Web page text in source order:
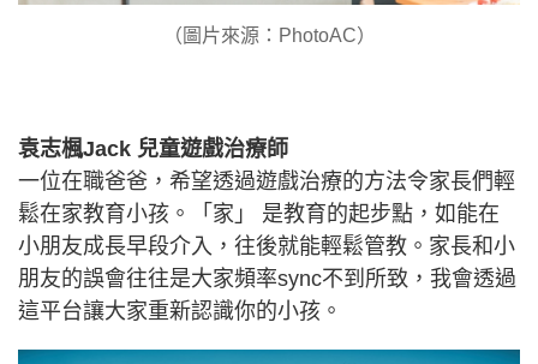
（圖片來源：PhotoAC）
袁志楓Jack 兒童遊戲治療師
一位在職爸爸，希望透過遊戲治療的方法令家長們輕
鬆在家教育小孩。「家」 是教育的起步點，如能在
小朋友成長早段介入，往後就能輕鬆管教。家長和小
朋友的誤會往往是大家頻率sync不到所致，我會透過
這平台讓大家重新認識你的小孩。